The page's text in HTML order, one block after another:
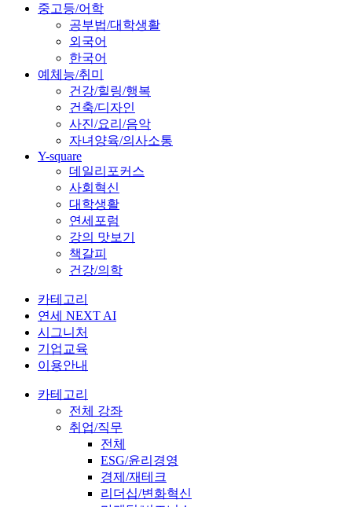
중고등/어학
공부법/대학생활
외국어
한국어
예체능/취미
건강/힐링/행복
건축/디자인
사진/요리/음악
자녀양육/의사소통
Y-square
데일리포커스
사회혁신
대학생활
연세포럼
강의 맛보기
책갈피
건강/의학
카테고리
연세 NEXT AI
시그니처
기업교육
이용안내
카테고리
전체 강좌
취업/직무
전체
ESG/윤리경영
경제/재테크
리더십/변화혁신